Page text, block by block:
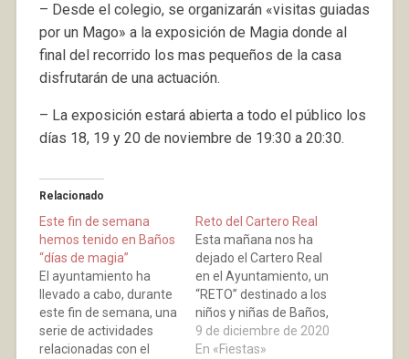
– Desde el colegio, se organizarán «visitas guiadas
por un Mago» a la exposición de Magia donde al
final del recorrido los mas pequeños de la casa
disfrutarán de una actuación.
– La exposición estará abierta a todo el público los
días 18, 19 y 20 de noviembre de 19:30 a 20:30.
Relacionado
Este fin de semana
hemos tenido en Baños
“días de magia”
El ayuntamiento ha
llevado a cabo, durante
este fin de semana, una
serie de actividades
relacionadas con el
Reto del Cartero Real
Esta mañana nos ha
dejado el Cartero Real
en el Ayuntamiento, un
“RETO” destinado a los
niños y niñas de Baños,
para que encuentren el
Buzón Real donde
9 de diciembre de 2020
En «Fiestas»